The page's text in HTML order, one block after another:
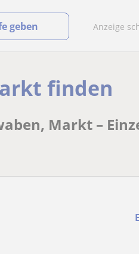
Anzeige
geben
finden
Markt –